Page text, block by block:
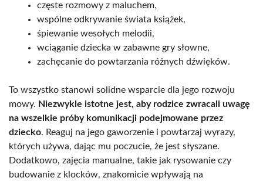
częste rozmowy z maluchem,
wspólne odkrywanie świata książek,
śpiewanie wesołych melodii,
wciąganie dziecka w zabawne gry słowne,
zachęcanie do powtarzania różnych dźwięków.
To wszystko stanowi solidne wsparcie dla jego rozwoju
mowy. Niezwykle istotne jest, aby rodzice zwracali uwagę
na wszelkie próby komunikacji podejmowane przez
dziecko. Reaguj na jego gaworzenie i powtarzaj wyrazy,
których używa, dając mu poczucie, że jest słyszane.
Dodatkowo, zajęcia manualne, takie jak rysowanie czy
budowanie z klocków, znakomicie wpływają na